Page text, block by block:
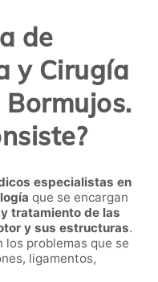
de
y Cirugía
especialistas en
que se encargan
tratamiento de las
y sus estructuras.
los problemas que se
ligamentos,